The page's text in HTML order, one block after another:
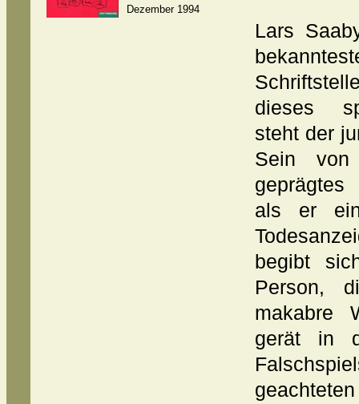
Dezember 1994
Lars
dieses
steht der
Sein von
geprägtes
als er
begibt
Person,
makabre
gerät in